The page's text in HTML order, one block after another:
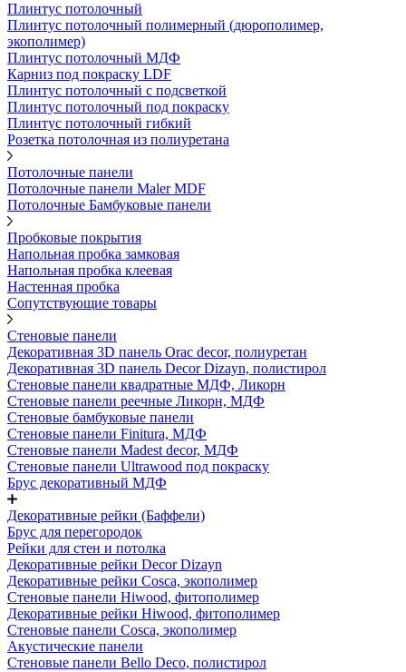
Плинтус потолочный
Плинтус потолочный полимерный (дюрополимер,
экополимер)
Плинтус потолочный МДФ
Карниз под покраску LDF
Плинтус потолочный с подсветкой
Плинтус потолочный под покраску
Плинтус потолочный гибкий
Розетка потолочная из полиуретана
Потолочные панели
Потолочные панели Maler MDF
Потолочные Бамбуковые панели
Пробковые покрытия
Напольная пробка замковая
Напольная пробка клеевая
Настенная пробка
Сопутствующие товары
Стеновые панели
Декоративная 3D панель Orac decor, полиуретан
Декоративная 3D панель Decor Dizayn, полистирол
Стеновые панели квадратные МДФ, Ликорн
Стеновые панели реечные Ликорн, МДФ
Стеновые бамбуковые панели
Стеновые панели Finitura, МДФ
Стеновые панели Madest decor, МДФ
Стеновые панели Ultrawood под покраску
Брус декоративный МДФ
Декоративные рейки (Баффели)
Брус для перегородок
Рейки для стен и потолка
Декоративные рейки Decor Dizayn
Декоративные рейки Cosca, экополимер
Стеновые панели Hiwood, фитополимер
Декоративные рейки Hiwood, фитополимер
Стеновые панели Cosca, экополимер
Акустические панели
Стеновые панели Bello Deco, полистирол